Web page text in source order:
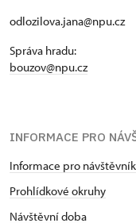
odlozilova.jana@npu.cz
Správa hradu:
bouzov@npu.cz
INFORMACE PRO
Informace pro
Prohlídkové okruhy
Návštěvní doba